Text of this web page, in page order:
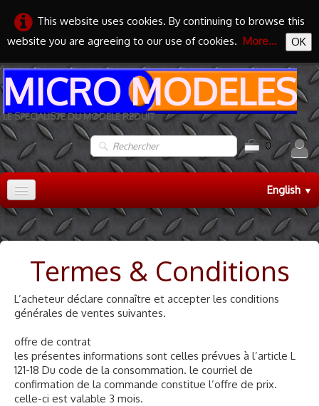
This website uses cookies. By continuing to browse this
website you are agreeing to our use of cookies. More... OK
MICRO MODELES
LE SPECIALISTE DU MODELE REDUIT
0
English▼
Accueil
TRAIN HO▼
TRAIN N▼
MAQUETTES ▼
RADIO COMMANDE
PEINTURE MATIERE PREMIERE
Termes & Conditions
L’acheteur déclare connaître et accepter les conditions
générales de ventes suivantes.
offre de contrat
les présentes informations sont celles prévues à l’article L
121-18 Du code de la consommation. le courriel de
confirmation de la commande constitue l’offre de prix.
celle-ci est valable 3 mois.